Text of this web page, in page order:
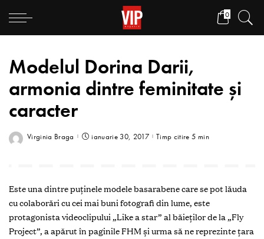
0
Modelul Dorina Darii,
armonia dintre feminitate și
caracter
Virginia Braga ianuarie 30, 2017 Timp citire 5 min
Este una dintre puținele modele basarabene care se pot lăuda
cu colaborări cu cei mai buni fotografi din lume, este
protagonista videoclipului „Like a star” al băieților de la „Fly
Project”, a apărut în paginile FHM și urma să ne reprezinte țara